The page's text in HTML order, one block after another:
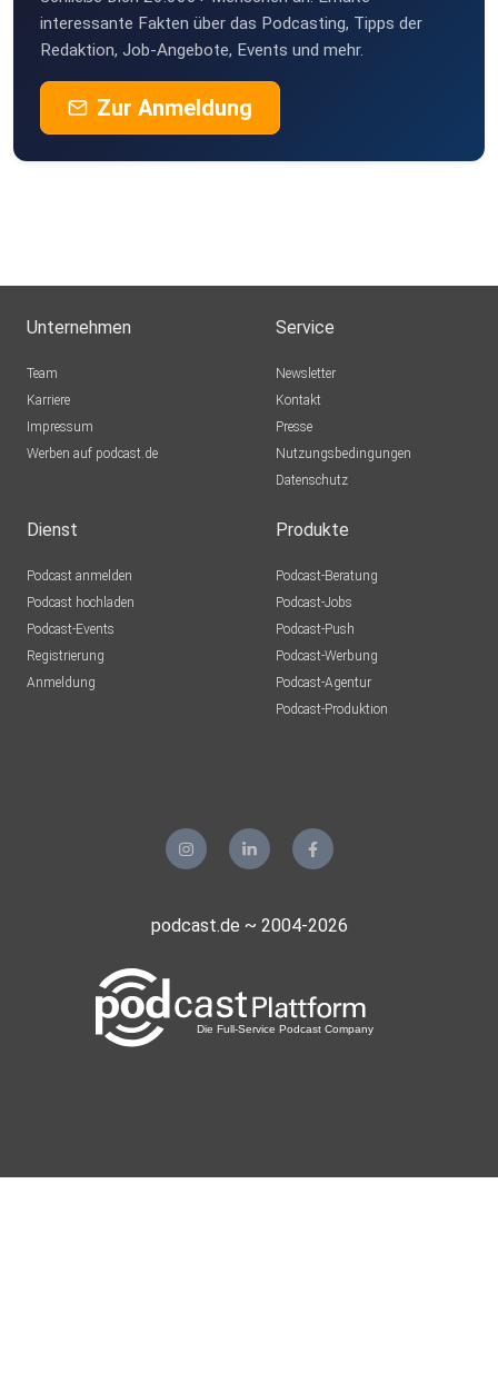
interessante Fakten über das Podcasting, Tipps der
Redaktion, Job-Angebote, Events und mehr.
Zur Anmeldung
Unternehmen
Team
Karriere
Impressum
Werben auf podcast.de
Service
Newsletter
Kontakt
Presse
Nutzungsbedingungen
Datenschutz
Dienst
Podcast anmelden
Podcast hochladen
Podcast-Events
Registrierung
Anmeldung
Produkte
Podcast-Beratung
Podcast-Jobs
Podcast-Push
Podcast-Werbung
Podcast-Agentur
Podcast-Produktion
podcast.de ~ 2004-2026